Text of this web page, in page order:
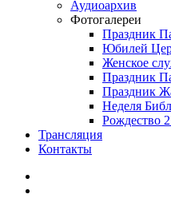
Аудиоархив
Фотогалереи
Праздник
Юбилей
Женское
Праздник
Праздник
Неделя
Рождество
Трансляция
Контакты